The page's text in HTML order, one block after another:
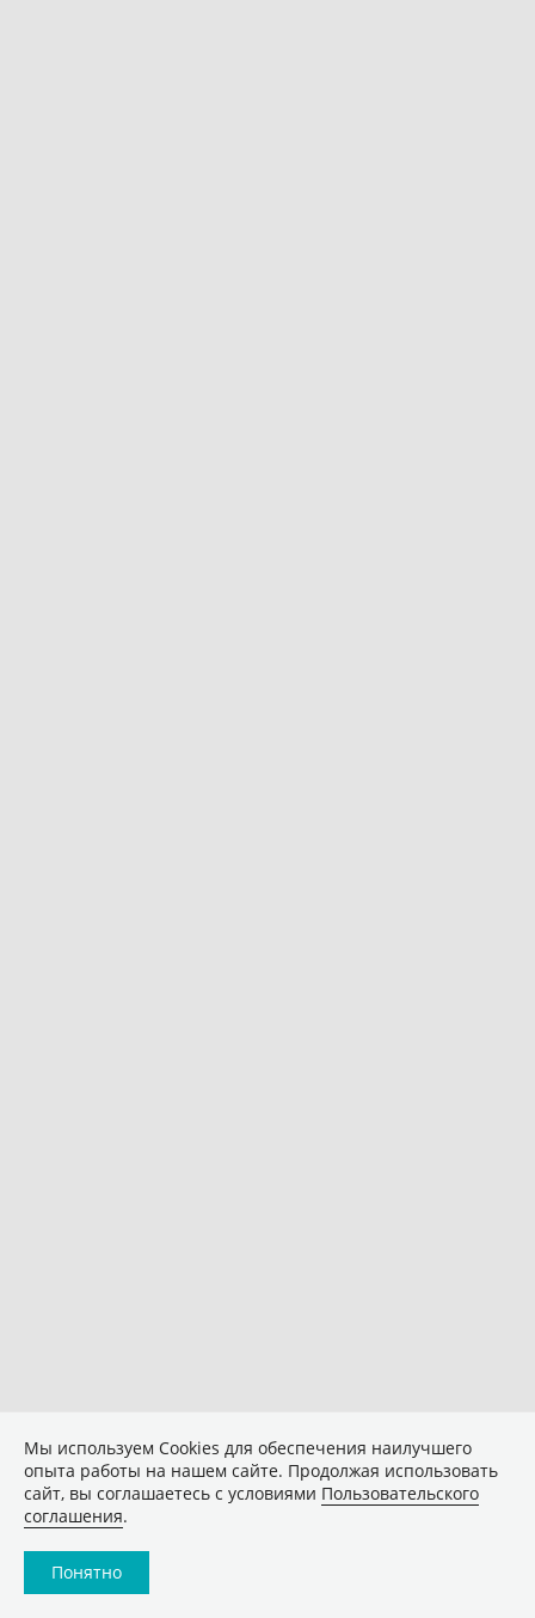
Мы используем Сookies для обеспечения наилучшего
опыта работы на нашем сайте. Продолжая использовать
сайт, вы соглашаетесь с условиями Пользовательского
соглашения.
Понятно